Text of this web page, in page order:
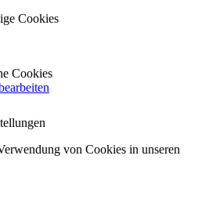
Cookies
Cookies
von Cookies in unseren